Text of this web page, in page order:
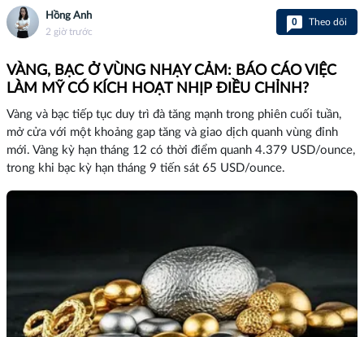
Hồng Anh
2 giờ trước
0 Theo dõi
VÀNG, BẠC Ở VÙNG NHẠY CẢM: BÁO CÁO VIỆC
LÀM MỸ CÓ KÍCH HOẠT NHỊP ĐIỀU CHỈNH?
Vàng và bạc tiếp tục duy trì đà tăng mạnh trong phiên cuối tuần,
mở cửa với một khoảng gap tăng và giao dịch quanh vùng đỉnh
mới. Vàng kỳ hạn tháng 12 có thời điểm quanh 4.379 USD/ounce,
trong khi bạc kỳ hạn tháng 9 tiến sát 65 USD/ounce.